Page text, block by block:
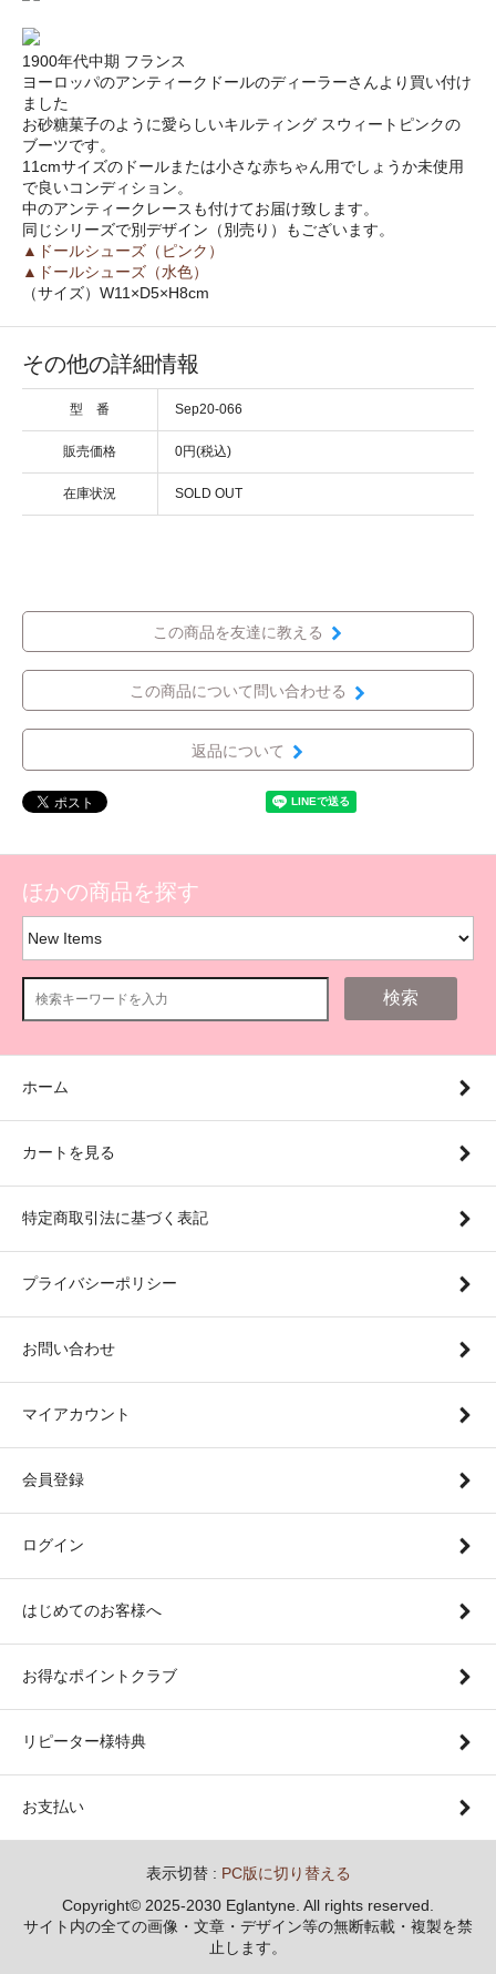
1900年代中期 フランス
ヨーロッパのアンティークドールのディーラーさんより買い付け
ました
お砂糖菓子のように愛らしいキルティング スウィートピンクの
ブーツです。
11cmサイズのドールまたは小さな赤ちゃん用でしょうか未使用
で良いコンディション。
中のアンティークレースも付けてお届け致します。
同じシリーズで別デザイン（別売り）もございます。
▲ドールシューズ（ピンク）
▲ドールシューズ（水色）
（サイズ）W11×D5×H8cm
その他の詳細情報
型 番 Sep20-066
販売価格 0円(税込)
在庫状況 SOLD OUT
この商品を友達に教える
この商品について問い合わせる
返品について
ほかの商品を探す
検索
ホーム
カートを見る
特定商取引法に基づく表記
プライバシーポリシー
お問い合わせ
マイアカウント
会員登録
ログイン
はじめてのお客様へ
お得なポイントクラブ
リピーター様特典
お支払い
表示切替 : PC版に切り替える
Copyright© 2025-2030 Eglantyne. All rights reserved.
サイト内の全ての画像・文章・デザイン等の無断転載・複製を禁
止します。